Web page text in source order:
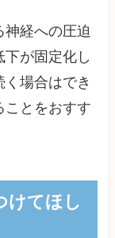
神経への圧迫
が固定化し
場合はでき
ことをおすす
けてほし